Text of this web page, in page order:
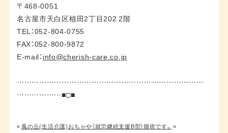
〒468-0051
名古屋市天白区植田2丁目202 2階
TEL：052-804-0755
FAX：052-800-9872
E-mail： info@cherish-care.co.jp
…………………………………………………………………
………………■□■
« 風の丘(生活介護)おちゃや（就労継続支援B型）畑班です。 »